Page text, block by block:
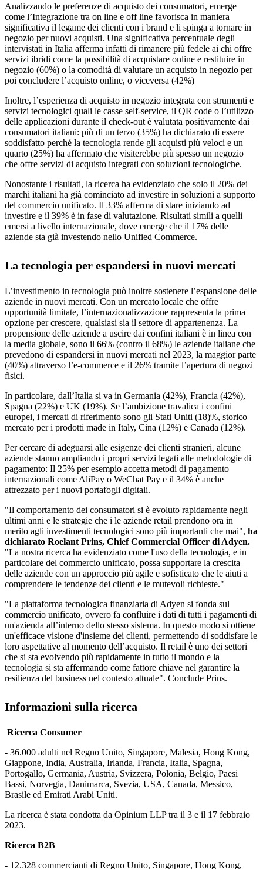
Analizzando le preferenze di acquisto dei consumatori, emerge
come l’Integrazione tra on line e off line favorisca in maniera
significativa il legame dei clienti con i brand e li spinga a tornare in
negozio per nuovi acquisti. Una significativa percentuale degli
intervistati in Italia afferma infatti di rimanere più fedele ai chi offre
servizi ibridi come la possibilità di acquistare online e restituire in
negozio (60%) o la comodità di valutare un acquisto in negozio per
poi concludere l’acquisto online, o viceversa (42%)
Inoltre, l’esperienza di acquisto in negozio integrata con strumenti e
servizi tecnologici quali le casse self-service, il QR code o l’utilizzo
delle applicazioni durante il check-out è valutata positivamente dai
consumatori italiani: più di un terzo (35%) ha dichiarato di essere
soddisfatto perché la tecnologia rende gli acquisti più veloci e un
quarto (25%) ha affermato che visiterebbe più spesso un negozio
che offre servizi di acquisto integrati con soluzioni tecnologiche.
Nonostante i risultati, la ricerca ha evidenziato che solo il 20% dei
marchi italiani ha già cominciato ad investire in soluzioni a supporto
del commercio unificato. Il 33% afferma di stare iniziando ad
investire e il 39% è in fase di valutazione. Risultati simili a quelli
emersi a livello internazionale, dove emerge che il 17% delle
aziende sta già investendo nello Unified Commerce.
La tecnologia per espandersi in nuovi mercati
L’investimento in tecnologia può inoltre sostenere l’espansione delle
aziende in nuovi mercati. Con un mercato locale che offre
opportunità limitate, l’internazionalizzazione rappresenta la prima
opzione per crescere, qualsiasi sia il settore di appartenenza. La
propensione delle aziende a uscire dai confini italiani è in linea con
la media globale, sono il 66% (contro il 68%) le aziende italiane che
prevedono di espandersi in nuovi mercati nel 2023, la maggior parte
(40%) attraverso l’e-commerce e il 26% tramite l’apertura di negozi
fisici.
In particolare, dall’Italia si va in Germania (42%), Francia (42%),
Spagna (22%) e UK (19%). Se l’ambizione travalica i confini
europei, i mercati di riferimento sono gli Stati Uniti (18)%, storico
mercato per i prodotti made in Italy, Cina (12%) e Canada (12%).
Per cercare di adeguarsi alle esigenze dei clienti stranieri, alcune
aziende stanno ampliando i propri servizi legati alle metodologie di
pagamento: Il 25% per esempio accetta metodi di pagamento
internazionali come AliPay o WeChat Pay e il 34% è anche
attrezzato per i nuovi portafogli digitali.
"Il comportamento dei consumatori si è evoluto rapidamente negli
ultimi anni e le strategie che i le aziende retail prendono ora in
merito agli investimenti tecnologici sono più importanti che mai", ha
dichiarato Roelant Prins, Chief Commercial Officer di Adyen.
"La nostra ricerca ha evidenziato come l'uso della tecnologia, e in
particolare del commercio unificato, possa supportare la crescita
delle aziende con un approccio più agile e sofisticato che le aiuti a
comprendere le tendenze dei clienti e le mutevoli richieste."
"La piattaforma tecnologica finanziaria di Adyen si fonda sul
commercio unificato, ovvero fa confluire i dati di tutti i pagamenti di
un'azienda all’interno dello stesso sistema. In questo modo si ottiene
un'efficace visione d'insieme dei clienti, permettendo di soddisfare le
loro aspettative al momento dell’acquisto. Il retail è uno dei settori
che si sta evolvendo più rapidamente in tutto il mondo e la
tecnologia si sta affermando come fattore chiave nel garantire la
resilienza del business nel contesto attuale". Conclude Prins.
Informazioni sulla ricerca
Ricerca Consumer
- 36.000 adulti nel Regno Unito, Singapore, Malesia, Hong Kong,
Giappone, India, Australia, Irlanda, Francia, Italia, Spagna,
Portogallo, Germania, Austria, Svizzera, Polonia, Belgio, Paesi
Bassi, Norvegia, Danimarca, Svezia, USA, Canada, Messico,
Brasile ed Emirati Arabi Uniti.
La ricerca è stata condotta da Opinium LLP tra il 3 e il 17 febbraio
2023.
Ricerca B2B
- 12.328 commercianti di Regno Unito, Singapore, Hong Kong,